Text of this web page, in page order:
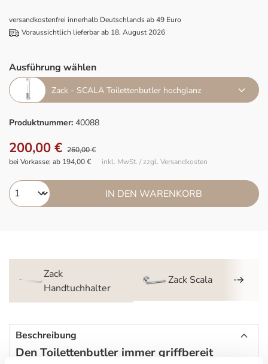
versandkostenfrei innerhalb Deutschlands ab 49 Euro
Voraussichtlich lieferbar ab 18. August 2026
Ausführung wählen
Zack - SCALA Toilettenbutler hochglanz
Produktnummer: 40088
200,00 € 260,00 €
inkl. MwSt. / zzgl. Versandkosten
bei Vorkasse: ab 194,00 €
IN DEN WARENKORB
Zack
Handtuchhalter
Zack Scala
Beschreibung
Den Toilettenbutler immer griffbereit